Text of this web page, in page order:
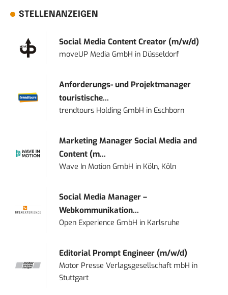
STELLENANZEIGEN
Social Media Content Creator (m/w/d)
moveUP Media GmbH in Düsseldorf
Anforderungs- und Projektmanager
touristische...
trendtours Holding GmbH in Eschborn
Marketing Manager Social Media and
Content (m...
Wave In Motion GmbH in Köln, Köln
Social Media Manager –
Webkommunikation...
Open Experience GmbH in Karlsruhe
Editorial Prompt Engineer (m/w/d)
Motor Presse Verlagsgesellschaft mbH in
Stuttgart